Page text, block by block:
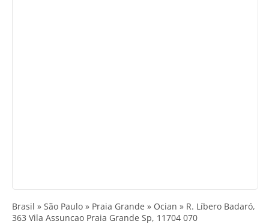
Brasil » São Paulo » Praia Grande » Ocian » R. Líbero Badaró,
363 Vila Assuncao Praia Grande Sp, 11704 070